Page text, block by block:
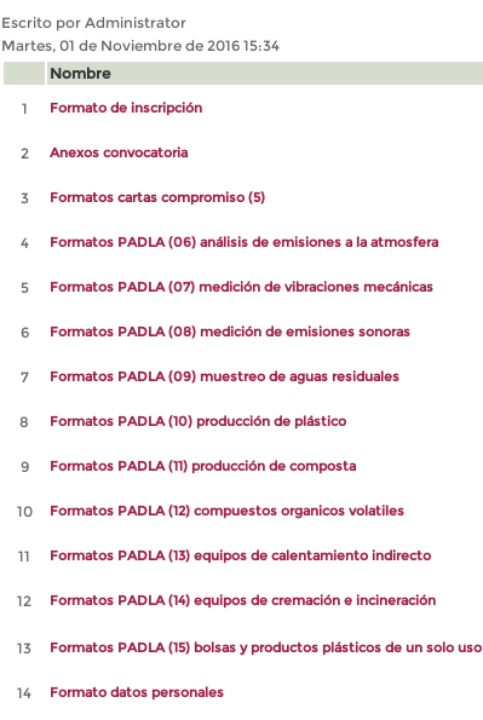
Escrito por Administrator
Martes, 01 de Noviembre de 2016 15:34
Nombre
1
Formato de inscripción
2 Anexos convocatoria
3 Formatos cartas compromiso (5)
4 Formatos PADLA (06) análisis de emisiones a la atmosfera
5 Formatos PADLA (07) medición de vibraciones mecánicas
6 Formatos PADLA (08) medición de emisiones sonoras
7 Formatos PADLA (09) muestreo de aguas residuales
8 Formatos PADLA (10) producción de plástico
9 Formatos PADLA (11) producción de composta
10 Formatos PADLA (12) compuestos organicos volatiles
11 Formatos PADLA (13) equipos de calentamiento indirecto
12 Formatos PADLA (14) equipos de cremación e incineración
13 Formatos PADLA (15) bolsas y productos plásticos de un solo uso
14 Formato datos personales